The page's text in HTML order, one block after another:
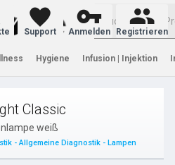
Support Anmelden Registrieren
Hygiene Infusion | Injektion
Classic
weiß
- Allgemeine Diagnostik - Lampen